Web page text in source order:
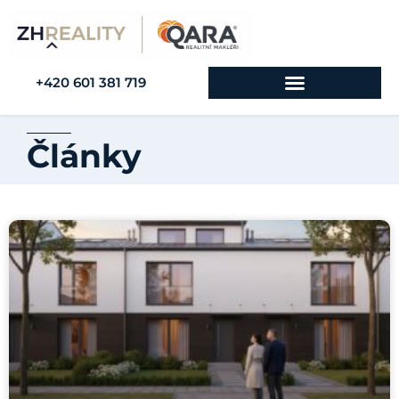
+420 601 381 719
Články